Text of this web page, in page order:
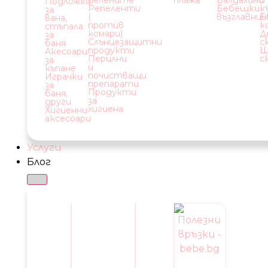
за
вана,
стъпала
за
баня
Акесоари
за
къпане
Играчки
за
баня,
други
Хигиенни
аксесоари
Репеленти
(
против
комари)
Слънцезащитни
продукти
Перилни
и
почистващи
препарати
Продукти
за
хигиена
Бебешки
Услуги
Блог